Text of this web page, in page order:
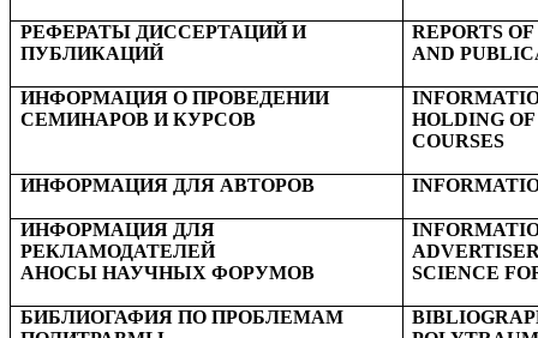
РЕФЕРАТЫ ДИССЕРТАЦИЙ И
ПУБЛИКАЦИЙ
REPORTS
AND
ИНФОРМАЦИЯ О ПРОВЕДЕНИИ
СЕМИНАРОВ И КУРСОВ
HOLDING
COURSES
ИНФОРМАЦИЯ ДЛЯ АВТОРОВ I
ИНФОРМАЦИЯ ДЛЯ
РЕКЛАМОДАТЕЛЕЙ
АНОСЫ НАУЧНЫХ ФОРУМОВ
SCIENCE
БИБЛИОГАФИЯ ПО ПРОБЛЕМАМ
B